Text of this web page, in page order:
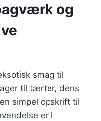
og
smag til
til tærter, dens
simpel opskrift til
er i